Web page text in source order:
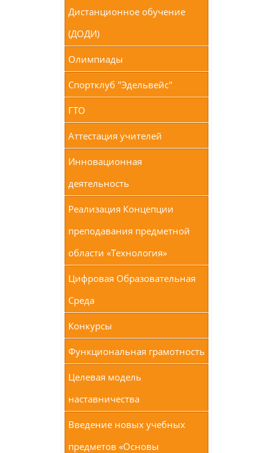
Дистанционное обучение
(ДОДИ)
Олимпиады
Спортклуб "Эдельвейс"
ГТО
Аттестация учителей
Инновационная
деятельность
Реализация Концепции
преподавания предметной
области «Технология»
Цифровая Образовательная
Среда
Конкурсы
Функциональная грамотность
Целевая модель
наставничества
Введение новых учебных
предметов «Основы